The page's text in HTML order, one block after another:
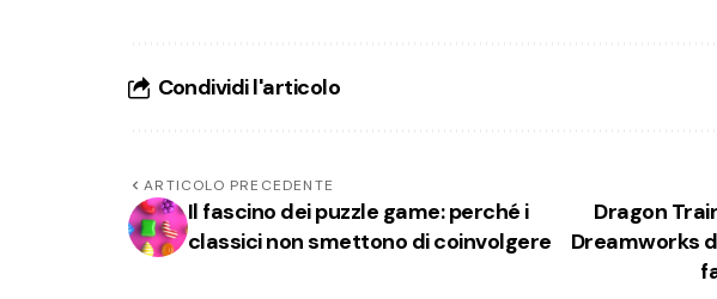
Condividi l'articolo
ARTICOLO PRECEDENTE
Il fascino dei puzzle game: perché i
classici non smettono di coinvolgere
Dragon
Dreamworks